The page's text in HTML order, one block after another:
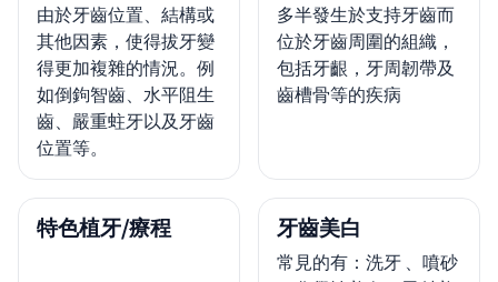
由於牙齒位置、結構或
其他因素，使得拔牙變
得更加複雜的情況。例
如倒鉤智齒、水平阻生
齒、嚴重蛀牙以及牙齒
位置等。
多半發生於支持牙齒而
位於牙齒周圍的組織，
包括牙齦，牙周韌帶及
齒槽骨等的疾病
特色植牙/療程 牙齒美白
常見的有：洗牙 、噴砂